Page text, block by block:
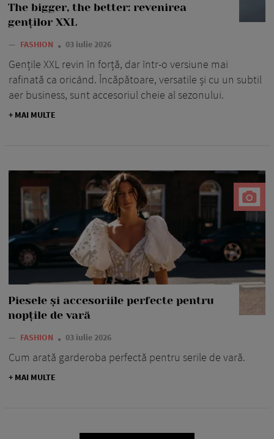
The bigger, the better: revenirea
genților XXL
— FASHION 03 iulie 2026
Gențile XXL revin în forță, dar într-o versiune mai
rafinată ca oricând. Încăpătoare, versatile și cu un subtil
aer business, sunt accesoriul cheie al sezonului.
+ MAI MULTE
Piesele și accesoriile perfecte pentru
nopțile de vară
— FASHION 03 iulie 2026
Cum arată garderoba perfectă pentru serile de vară.
+ MAI MULTE